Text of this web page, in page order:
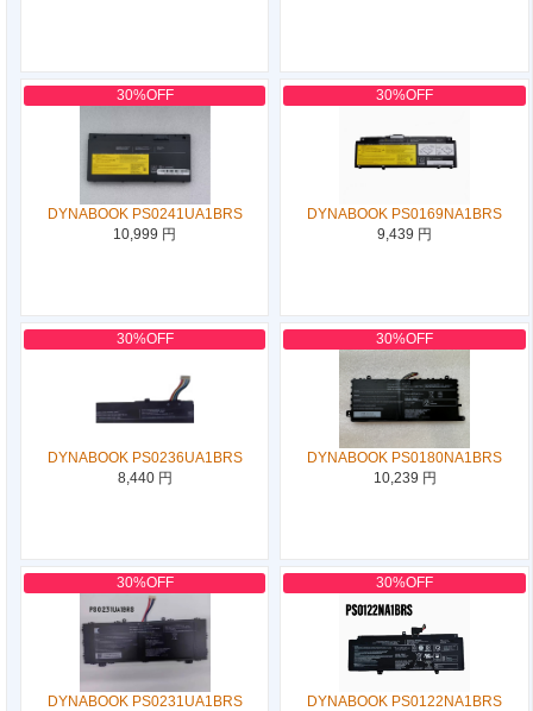
30%OFF
DYNABOOK PS0241UA1BRS
10,999 円
30%OFF
DYNABOOK PS0169NA1BRS
9,439 円
30%OFF
DYNABOOK PS0236UA1BRS
8,440 円
30%OFF
DYNABOOK PS0180NA1BRS
10,239 円
30%OFF
DYNABOOK PS0231UA1BRS
30%OFF
DYNABOOK PS0122NA1BRS